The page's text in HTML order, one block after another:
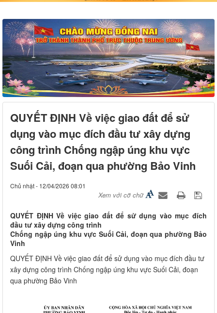
QUYẾT ĐỊNH Về việc giao đất để sử
dụng vào mục đích đầu tư xây dựng
công trình Chống ngập úng khu vực
Suối Cải, đoạn qua phường Bảo Vinh
Chủ nhật - 12/04/2026 08:01
Xem với cỡ chữ
QUYẾT ĐỊNH Về việc giao đất để sử dụng vào mục đích
đầu tư xây dựng công trình
Chống ngập úng khu vực Suối Cải, đoạn qua phường Bảo
Vinh
QUYẾT ĐỊNH Về việc giao đất để sử dụng vào mục đích đầu tư
xây dựng công trình Chống ngập úng khu vực Suối Cải, đoạn
qua phường Bảo Vinh